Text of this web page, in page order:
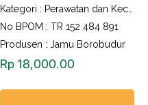
Kategori : Perawatan dan Kecantikan
No BPOM : TR 152 484 891
Produsen : Jamu Borobudur
Rp18,000.00